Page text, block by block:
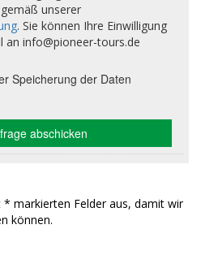
markierten Felder aus, damit wir
können.